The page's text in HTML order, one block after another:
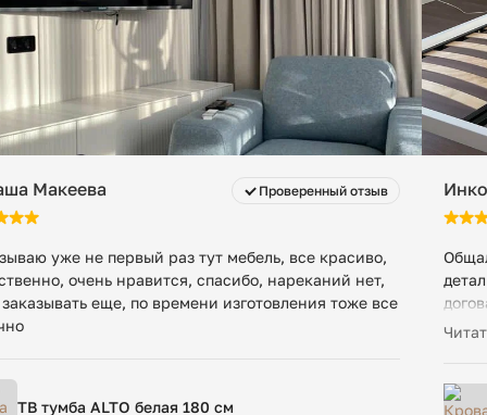
Макеева Проверенный отзыв
уже не первый раз тут мебель, все красиво,
очень нравится, спасибо, нареканий нет,
еще, по времени изготовления тоже все
ТВ тумба ALTO белая 180 см